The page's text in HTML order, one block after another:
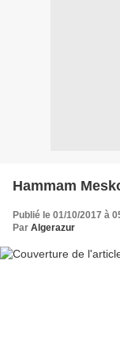
Hammam
Publié le 01/10/2017 à
Par Algerazur